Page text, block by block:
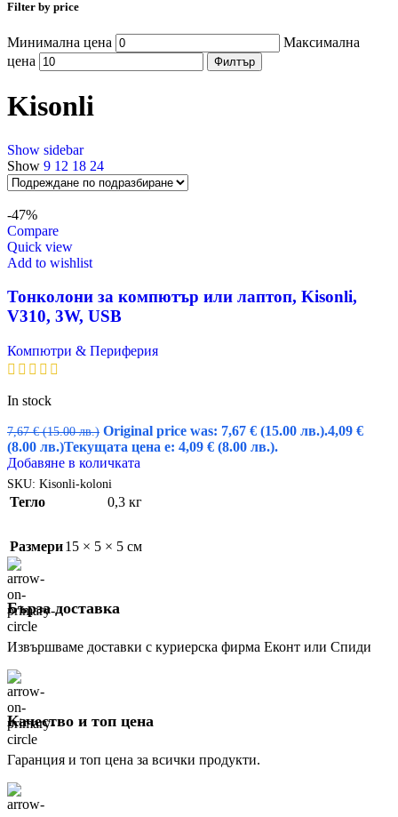
Filter by price
Минимална цена
Максимална
цена
Филтър
Kisonli
Show sidebar
Show 9 12 18 24
-47%
Compare
Quick view
Add to wishlist
Тонколони за компютър или лаптоп, Kisonli,
V310, 3W, USB
Компютри & Периферия
In stock
7,67€ (15.00 лв.) Original price was: 7,67 € (15.00 лв.).4,09 €
(8.00 лв.)Текущата цена е: 4,09 € (8.00 лв.).
Добавяне в количката
SKU: Kisonli-koloni
Тегло 0,3 кг
Размери15 × 5 × 5 см
Бърза доставка
Извършваме доставки с куриерска фирма Еконт или Спиди
Качество и топ цена
Гаранция и топ цена за всички продукти.